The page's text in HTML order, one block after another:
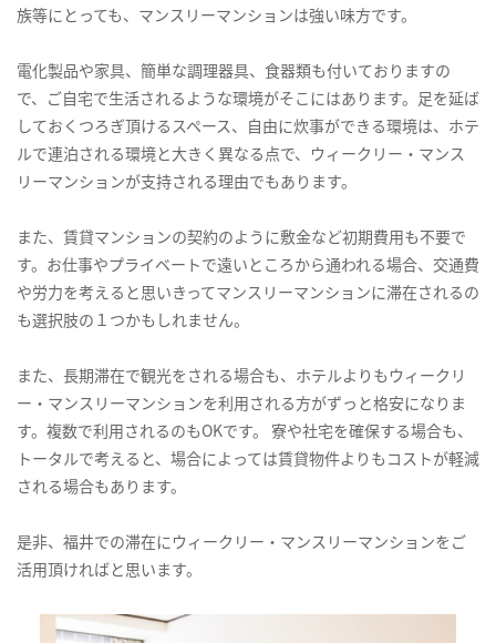
族等にとっても、マンスリーマンションは強い味方です。
電化製品や家具、簡単な調理器具、食器類も付いておりますの
で、ご自宅で生活されるような環境がそこにはあります。足を延ば
しておくつろぎ頂けるスペース、自由に炊事ができる環境は、ホテ
ルで連泊される環境と大きく異なる点で、ウィークリー・マンス
リーマンションが支持される理由でもあります。
また、賃貸マンションの契約のように敷金など初期費用も不要で
す。お仕事やプライベートで遠いところから通われる場合、交通費
や労力を考えると思いきってマンスリーマンションに滞在されるの
も選択肢の１つかもしれません。
また、長期滞在で観光をされる場合も、ホテルよりもウィークリ
ー・マンスリーマンションを利用される方がずっと格安になりま
す。複数で利用されるのもOKです。 寮や社宅を確保する場合も、
トータルで考えると、場合によっては賃貸物件よりもコストが軽減
される場合もあります。
是非、福井での滞在にウィークリー・マンスリーマンションをご
活用頂ければと思います。